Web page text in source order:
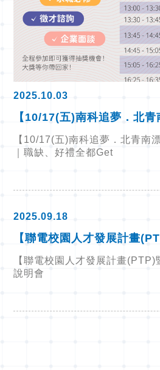
2025.10.03
【10/17(五)南科追夢．北
北科大｜職缺、好禮全都Get
【10/17(五)南科追夢．北青南
｜職缺、好禮全都Get
2025.09.18
【聯電校園人才發展計畫
實體說明會
【聯電校園人才發展計畫
說明會